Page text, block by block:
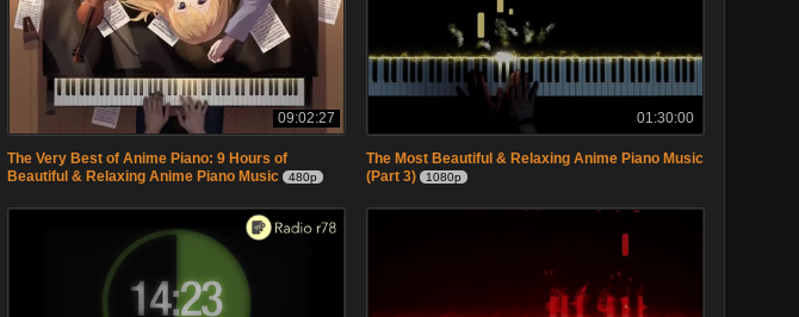
09:02:27
The Very Best of Anime Piano: 9 Hours of
Beautiful & Relaxing Anime Piano Music
480p
01:30:00
The Most Beautiful & Relaxing Anime Piano Music
(Part 3)
1080p